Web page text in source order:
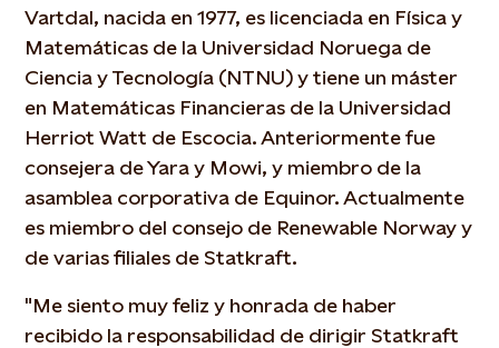
Vartdal, nacida en 1977, es licenciada en Física y
Matemáticas de la Universidad Noruega de
Ciencia y Tecnología (NTNU) y tiene un máster
en Matemáticas Financieras de la Universidad
Herriot Watt de Escocia. Anteriormente fue
consejera de Yara y Mowi, y miembro de la
asamblea corporativa de Equinor. Actualmente
es miembro del consejo de Renewable Norway y
de varias filiales de Statkraft.
"Me siento muy feliz y honrada de haber
recibido la responsabilidad de dirigir Statkraft